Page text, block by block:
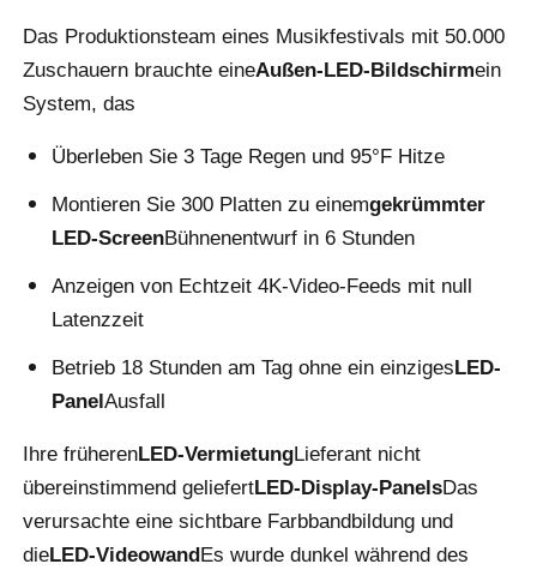
Angebot anfordern
LED-Videowand-Display
LED -Anzeigebildschirm
Schirm des Konzert-LED
Vermietung von LED-Bildschirmen
COB -LED -Videowand
Transparentes LED -Display
Das Produktionsteam eines Musikfestivals mit 50.000
Zuschauern brauchte eineAußen-LED-Bildschirmein
System, das
Überleben Sie 3 Tage Regen und 95°F Hitze
Montieren Sie 300 Platten zu einemgekrümmter
LED-ScreenBühnenentwurf in 6 Stunden
Anzeigen von Echtzeit 4K-Video-Feeds mit null
Latenzzeit
Betrieb 18 Stunden am Tag ohne ein einzigesLED-
PanelAusfall
Ihre früherenLED-VermietungLieferant nicht
übereinstimmend geliefertLED-Display-PanelsDas
verursachte eine sichtbare Farbbandbildung und
dieLED-VideowandEs wurde dunkel während des